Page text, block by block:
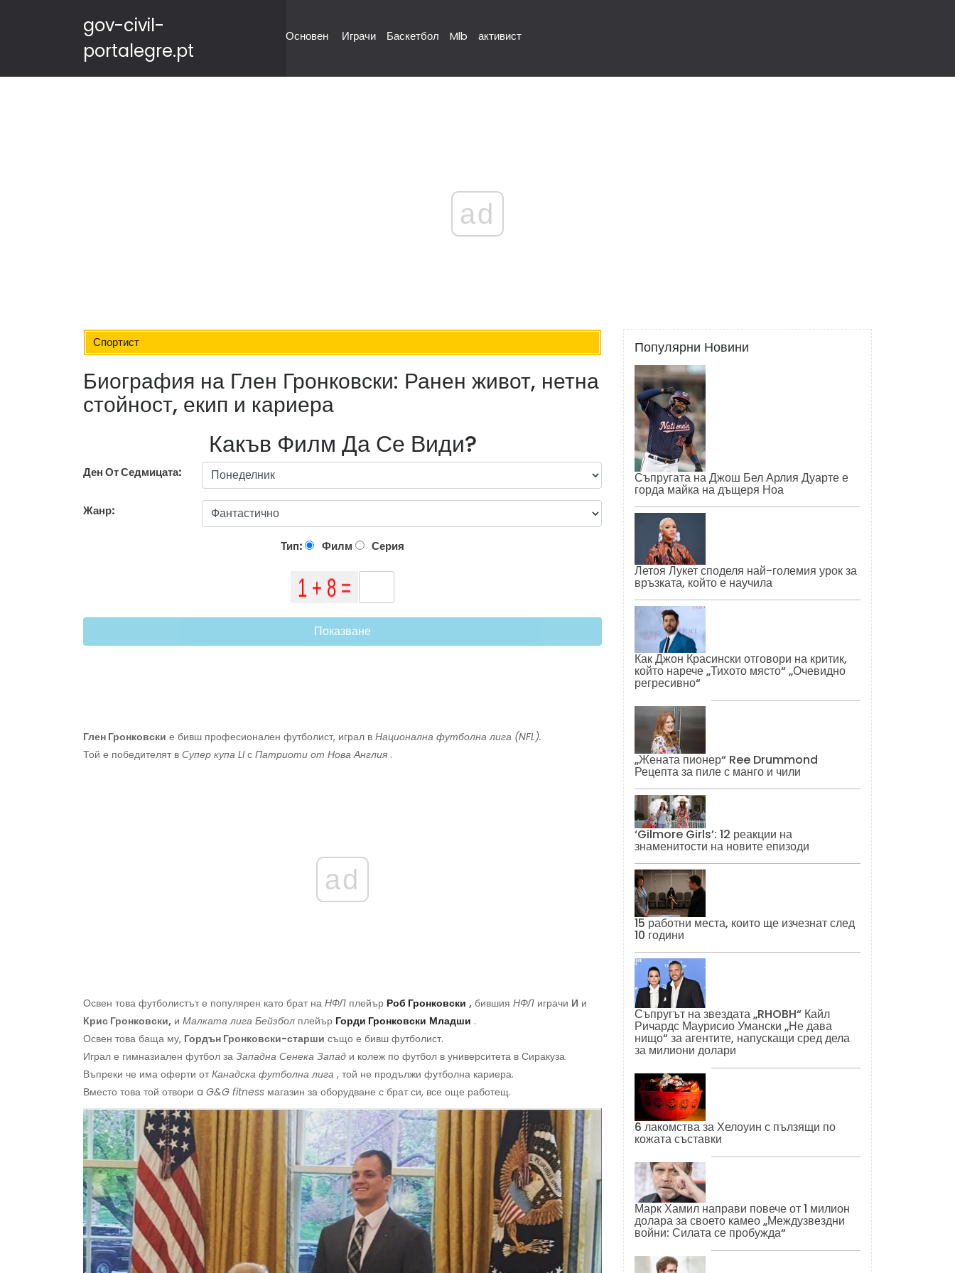
gov-civil-
portalegre.pt
Основен Играчи Баскетбол Mlb активист
ad
Спортист
Биография на Глен Гронковски: Ранен живот, нетна
стойност, екип и кариера
Какъв Филм Да Се Види?
Ден От Седмицата:
Жанр:
Тип: Филм Серия
Показване
Глен Гронковски е бивш професионален футболист, играл в Национална футболна лига (NFL).
Той е победителят в Супер купа LIс Патриоти от Нова Англия .
ad
Освен това футболистът е популярен като брат на НФЛ плейър Роб Гронковски , бившия НФЛ играчи И и
Крис Гронковски, и Малката лига Бейзбол плейър Горди Гронковски Младши .
Освен това баща му, Гордън Гронковски-старши също е бивш футболист.
Играл е гимназиален футбол за Западна Сенека Запад и колеж по футбол в университета в Сиракуза.
Въпреки че има оферти отКанадска футболна лига , той не продължи футболна кариера.
Вместо това той отвори a G&G fitness магазин за оборудване с брат си, все още работещ.
Популярни Новини
Съпругата на Джош Бел Арлия Дуарте е
горда майка на дъщеря Ноа
Летоя Лукет споделя най-големия урок за
връзката, който е научила
Как Джон Красински отговори на критик,
който нарече „Тихото място“ „Очевидно
регресивно“
„Жената пионер“ Ree Drummond
Рецепта за пиле с манго и чили
‘Gilmore Girls’: 12 реакции на
знаменитости на новите епизоди
15 работни места, които ще изчезнат след
10 години
Съпругът на звездата „RHOBH“ Кайл
Ричардс Маурисио Умански „Не дава
нищо“ за агентите, напускащи сред дела
за милиони долари
6 лакомства за Хелоуин с пълзящи по
кожата съставки
Марк Хамил направи повече от 1 милион
долара за своето камео „Междузвездни
войни: Силата се пробужда“